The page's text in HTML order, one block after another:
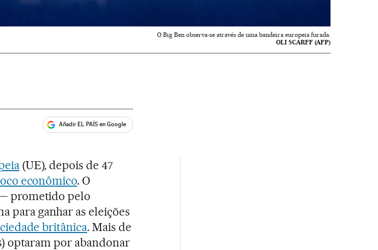
O Big Ben observa-se através de uma bandeira europeia furada.
OLI SCARFF (AFP)
Añadir EL PAÍS en Google
(UE), depois de 47
econômico. O
prometido pelo
para ganhar as eleições
britânica. Mais de
optaram por abandonar